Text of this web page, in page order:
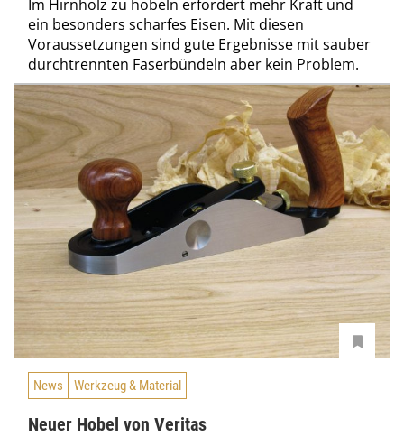
Im Hirnholz zu hobeln erfordert mehr Kraft und
ein besonders scharfes Eisen. Mit diesen
Voraussetzungen sind gute Ergebnisse mit sauber
durchtrennten Faserbündeln aber kein Problem.
News Werkzeug & Material
Neuer Hobel von Veritas